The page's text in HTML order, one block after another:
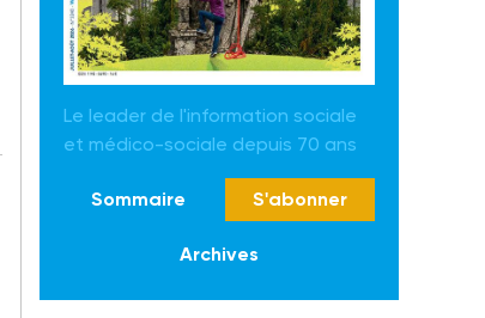
Le leader de l'information sociale
et médico-sociale depuis 70 ans
Sommaire S'abonner
Archives